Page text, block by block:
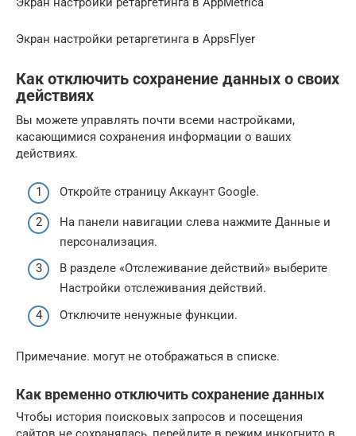
Экран настройки ретаргетинга в AppsFlyer
Как отключить сохранение данных о своих
действиях
Вы можете управлять почти всеми настройками,
касающимися сохранения информации о ваших
действиях.
Откройте страницу Аккаунт Google.
На панели навигации слева нажмите Данные и
персонализация.
В разделе «Отслеживание действий» выберите
Настройки отслеживания действий.
Отключите ненужные функции.
Примечание. могут не отображаться в списке.
Как временно отключить сохранение данных
Чтобы история поисковых запросов и посещения